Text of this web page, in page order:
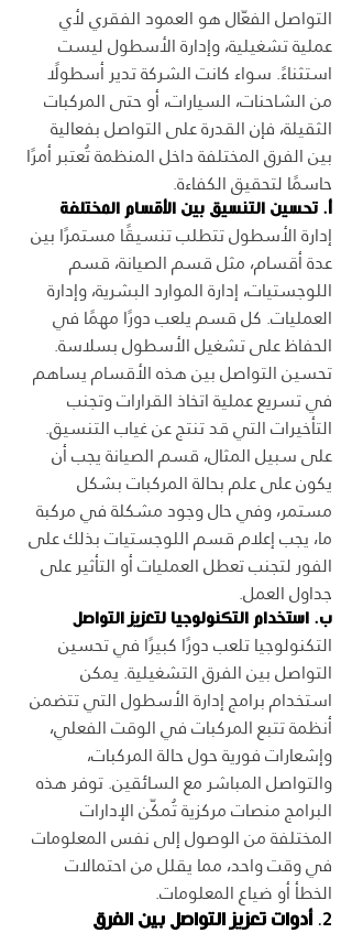
التواصل الفعّال هو العمود الفقري لأي
عملية تشغيلية، وإدارة الأسطول ليست
استثناءً. سواء كانت الشركة تدير أسطولًا
من الشاحنات، السيارات، أو حتى المركبات
الثقيلة، فإن القدرة على التواصل بفعالية
بين الفرق المختلفة داخل المنظمة تُعتبر أمرًا
حاسمًا لتحقيق الكفاءة.
أ. تحسين التنسيق بين الأقسام المختلفة
إدارة الأسطول تتطلب تنسيقًا مستمرًا بين
عدة أقسام، مثل قسم الصيانة، قسم
اللوجستيات، إدارة الموارد البشرية، وإدارة
العمليات. كل قسم يلعب دورًا مهمًا في
الحفاظ على تشغيل الأسطول بسلاسة.
تحسين التواصل بين هذه الأقسام يساهم
في تسريع عملية اتخاذ القرارات وتجنب
التأخيرات التي قد تنتج عن غياب التنسيق.
على سبيل المثال، قسم الصيانة يجب أن
يكون على علم بحالة المركبات بشكل
مستمر، وفي حال وجود مشكلة في مركبة
ما، يجب إعلام قسم اللوجستيات بذلك على
الفور لتجنب تعطل العمليات أو التأثير على
جداول العمل.
ب. استخدام التكنولوجيا لتعزيز التواصل
التكنولوجيا تلعب دورًا كبيرًا في تحسين
التواصل بين الفرق التشغيلية. يمكن
استخدام برامج إدارة الأسطول التي تتضمن
أنظمة تتبع المركبات في الوقت الفعلي،
وإشعارات فورية حول حالة المركبات،
والتواصل المباشر مع السائقين. توفر هذه
البرامج منصات مركزية تُمكّن الإدارات
المختلفة من الوصول إلى نفس المعلومات
في وقت واحد، مما يقلل من احتمالات
الخطأ أو ضياع المعلومات.
2. أدوات تعزيز التواصل بين الفرق